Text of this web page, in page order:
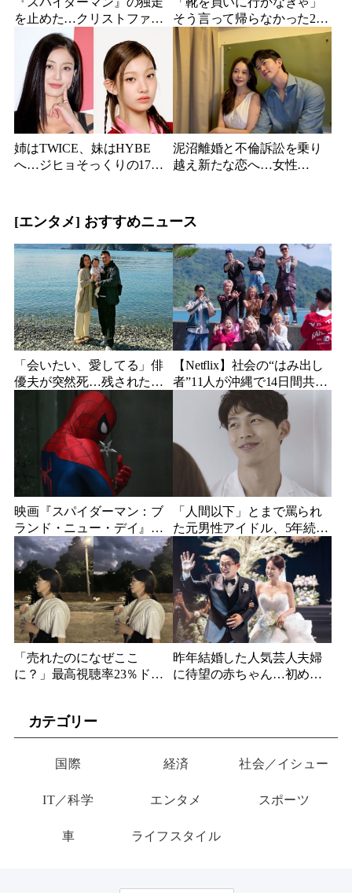
を止めた…クリストファ
ー・ノーラン史上最大、390
億円の超大作がついに韓国
上陸
そう言って帰らなかった24
歳俳優…28歳の誕生日、母
が玄関に置いた“届かない贈
り物”
姉はTWICE、妹はHYBE
へ…ジヒョそっくりの17歳
泥沼離婚と不倫訴訟を乗り
越え新たな恋へ…女性
[エンタメ] おすすめニュース
「会いたい、愛してる」俳
優夫が突然死…残された女
優妻が3か月後、幼い娘と空
に送った言葉
【Netflix】社会の“はみ出し
者”11人が沖縄で14日間共同
生活…最終日まで「告白禁
止」の恋愛リアリティーが
帰ってくる
映画『スパイダーマン：ブ
ランド・ニュー・デイ』、
韓国公開2日で100万人突破
評論家も大絶賛
「人間以下」とまで罵られ
た元男性アイドル、5年続い
た不倫・ストーカー疑惑が
ついに全面決着
「売れたのになぜここ
に？」最高視聴率23％ドラ
昨年結婚した人気芸人夫婦
に待望の赤ちゃん…初めて
カテゴリー
国際 経済 社会／イシュー
IT／科学 エンタメ スポーツ
車 ライフスタイル